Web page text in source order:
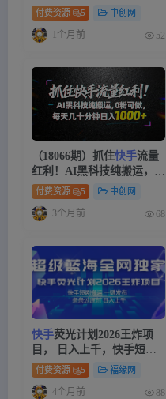
到全站推广，三种带货模式
全拆解
付费资源 5 中创网
1个月前 52
（18066期）抓住快手流量
红利！AI黑科技纯搬运，0
粉可做，每天几十分钟日入
1000+
付费资源 5 中创网
3个月前 68
快手荧光计划2026王炸项
目， 日入上千，快手短剧
搬运，一键发布，条条过原
创
付费资源 5 福缘网
4个月前 88